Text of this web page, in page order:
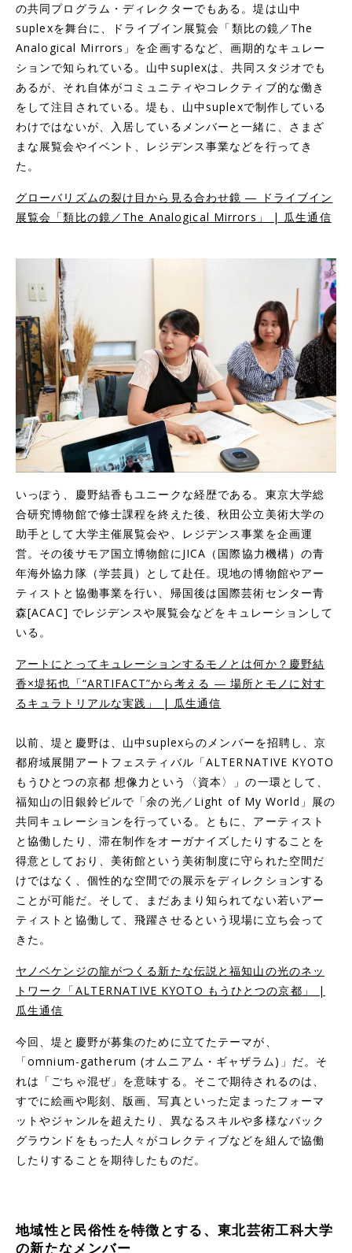
の共同プログラム・ディレクターでもある。堤は山中
suplexを舞台に、ドライブイン展覧会「類比の鏡／The
Analogical Mirrors」を企画するなど、画期的なキュレー
ションで知られている。山中suplexは、共同スタジオでも
あるが、それ自体がコミュニティやコレクティブ的な働き
をして注目されている。堤も、山中suplexで制作している
わけではないが、入居しているメンバーと一緒に、さまざ
まな展覧会やイベント、レジデンス事業などを行ってき
た。
グローバリズムの裂け目から見る合わせ鏡 ― ドライブイン
展覧会「類比の鏡／The Analogical Mirrors」 | 瓜生通信
いっぽう、慶野結香もユニークな経歴である。東京大学総
合研究博物館で修士課程を終えた後、秋田公立美術大学の
助手として大学主催展覧会や、レジデンス事業を企画運
営。その後サモア国立博物館にJICA（国際協力機構）の青
年海外協力隊（学芸員）として赴任。現地の博物館やアー
ティストと協働事業を行い、帰国後は国際芸術センター青
森[ACAC] でレジデンスや展覧会などをキュレーションして
いる。
アートにとってキュレーションするモノとは何か？慶野結
香×堤拓也「“ARTIFACT”から考える ― 場所とモノに対す
るキュラトリアルな実践」 | 瓜生通信
以前、堤と慶野は、山中suplexらのメンバーを招聘し、京
都府域展開アートフェスティバル「ALTERNATIVE KYOTO
もうひとつの京都 想像力という〈資本〉」の一環として、
福知山の旧銀鈴ビルで「余の光／Light of My World」展の
共同キュレーションを行っている。ともに、アーティスト
と協働したり、滞在制作をオーガナイズしたりすることを
得意としており、美術館という美術制度に守られた空間だ
けではなく、個性的な空間での展示をディレクションする
ことが可能だ。そして、まだあまり知られてない若いアー
ティストと協働して、飛躍させるという現場に立ち会って
きた。
ヤノベケンジの龍がつくる新たな伝説と福知山の光のネッ
トワーク「ALTERNATIVE KYOTO もうひとつの京都」 |
瓜生通信
今回、堤と慶野が募集のために立てたテーマが、
「omnium-gatherum (オムニアム・ギャザラム)」だ。そ
れは「ごちゃ混ぜ」を意味する。そこで期待されるのは、
すでに絵画や彫刻、版画、写真といった定まったフォーマ
ットやジャンルを超えたり、異なるスキルや多様なバック
グラウンドをもった人々がコレクティブなどを組んで協働
したりすることを期待したものだ。
地域性と民俗性を特徴とする、東北芸術工科大学
の新たなメンバー